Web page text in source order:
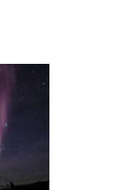
姓名標示 4.0 國際 (CC